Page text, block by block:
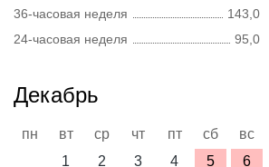
36-часовая неделя
143,0
24-часовая неделя
95,0
Декабрь
пн вт ср чт пт сб
вс
1
2 3 4 5
6